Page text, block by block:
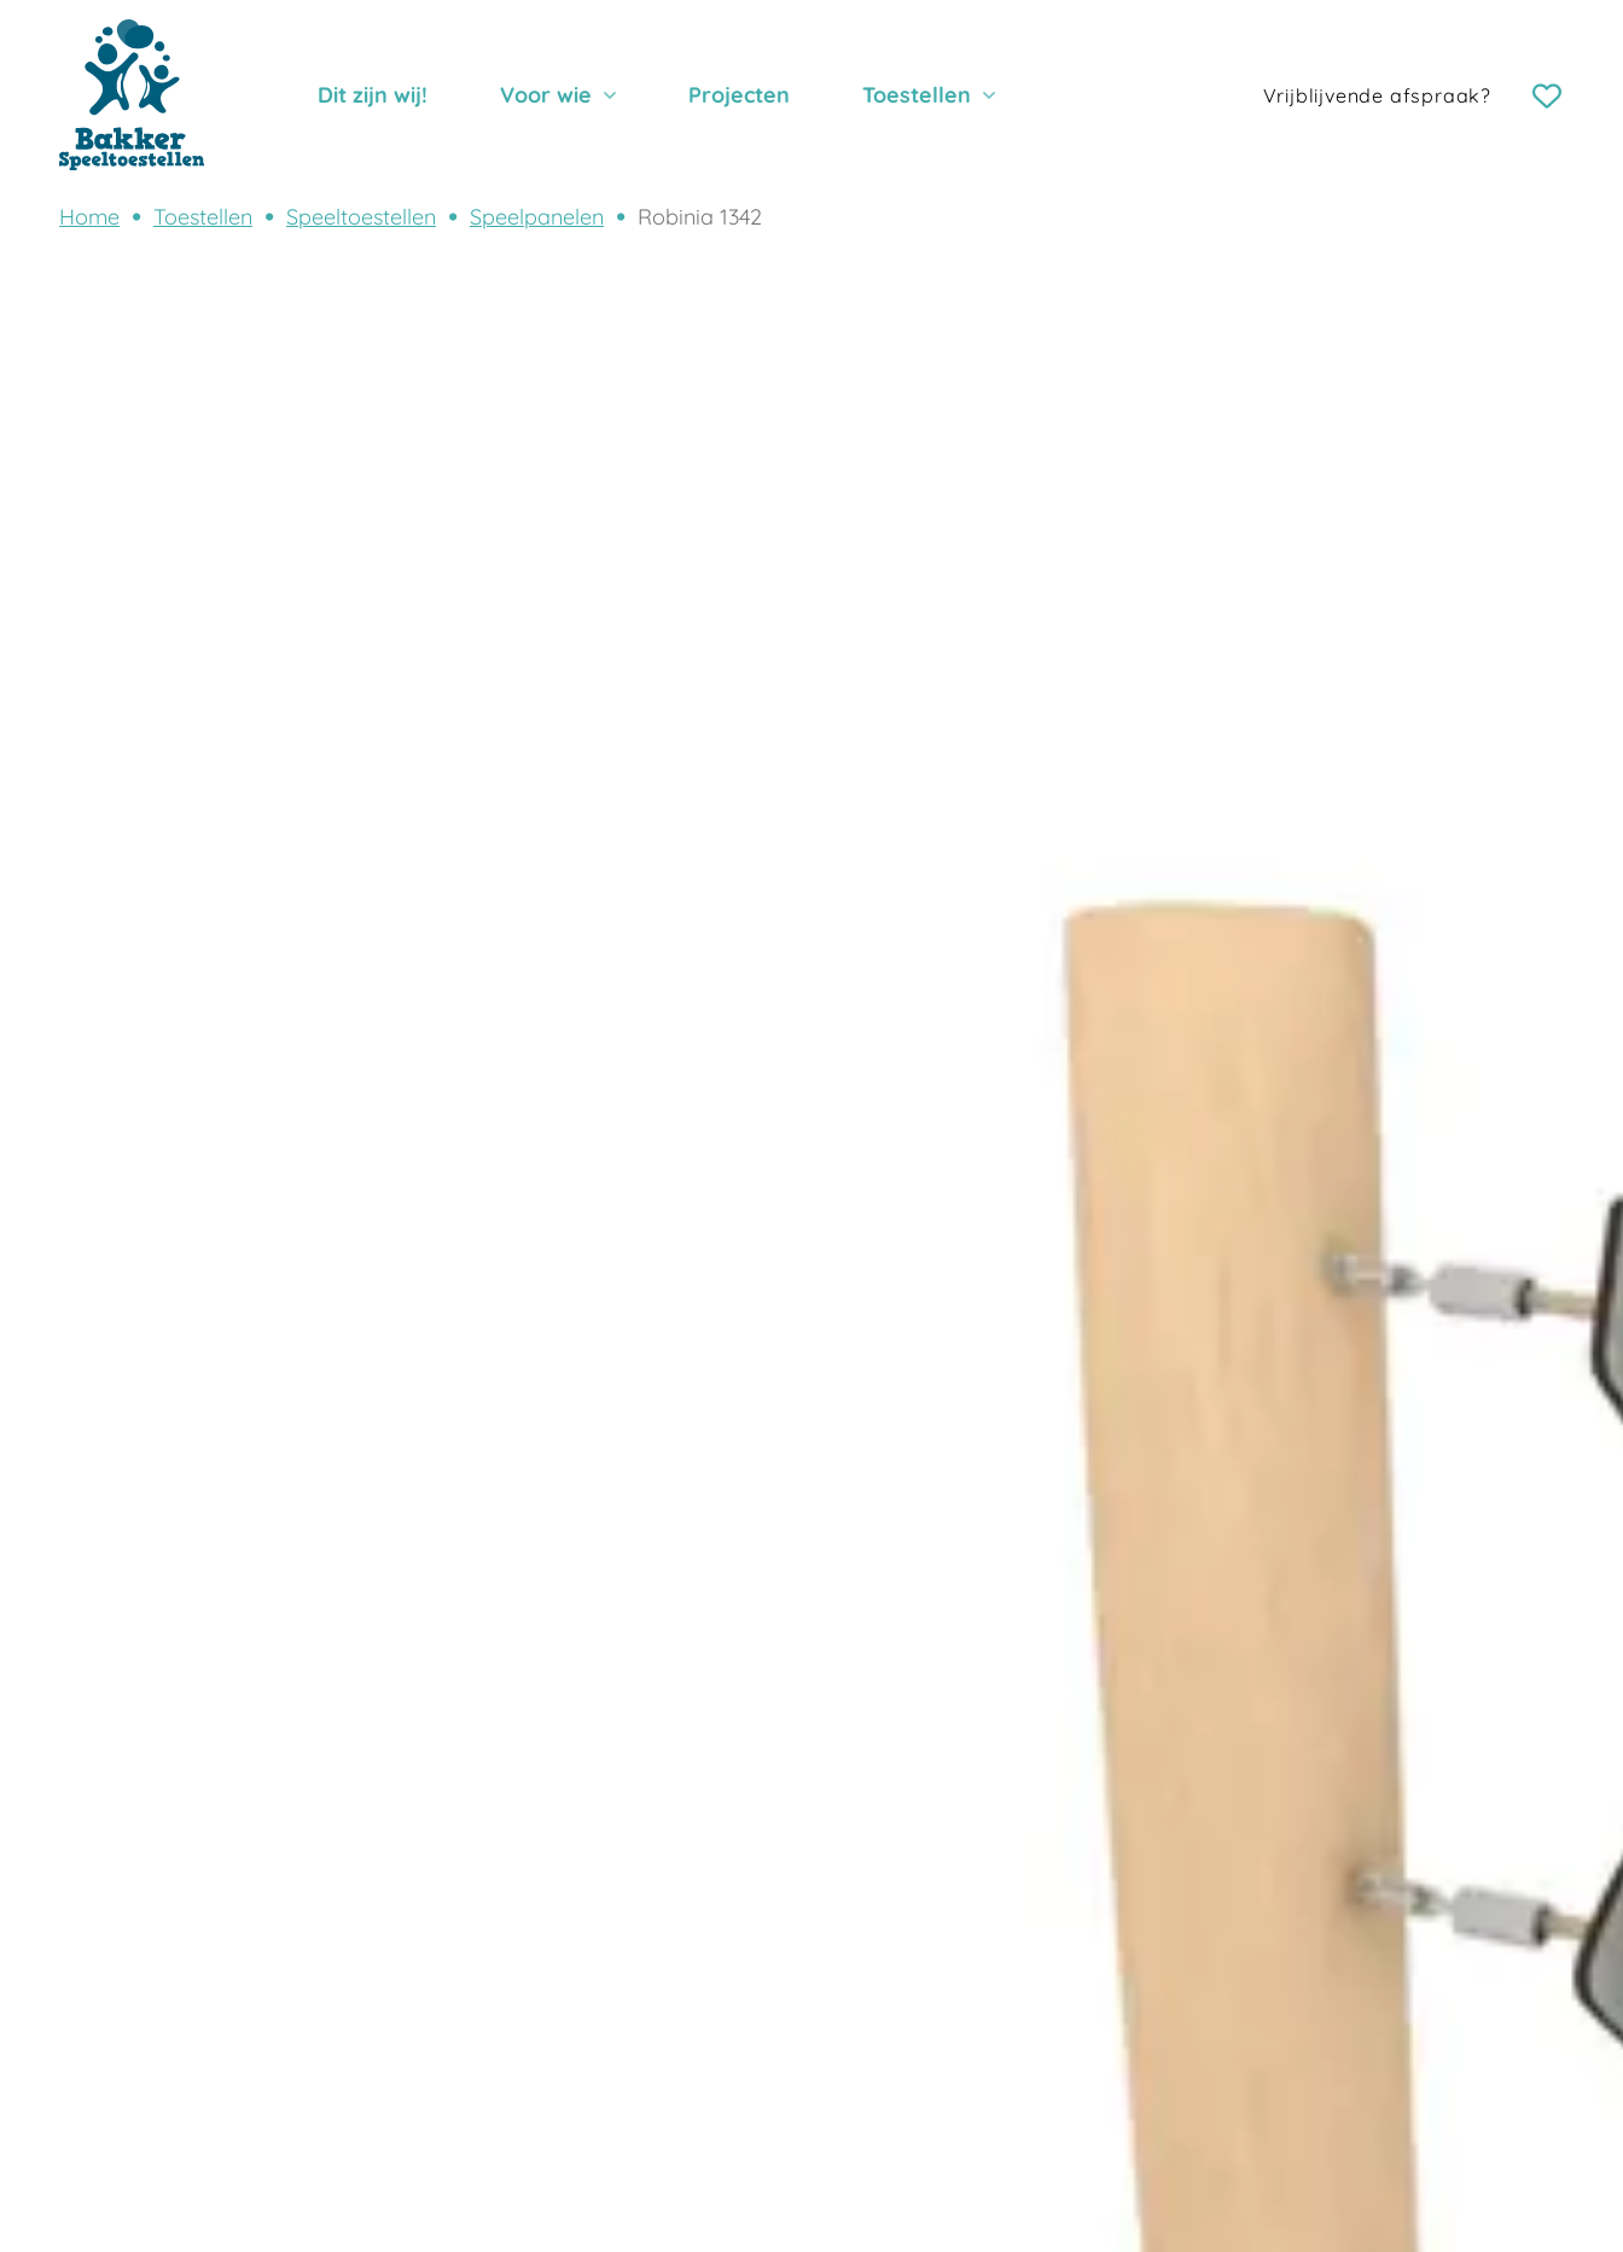
Dit zijn wij! Voor wie Projecten Toestellen Vrijblijvende afspraak?
Home Toestellen Speeltoestellen Speelpanelen Robinia 1342